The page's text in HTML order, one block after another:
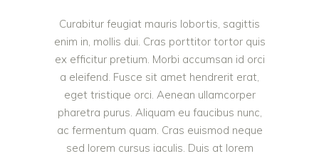
Curabitur feugiat mauris lobortis, sagittis
enim in, mollis dui. Cras porttitor tortor quis
ex efficitur pretium. Morbi accumsan id orci
a eleifend. Fusce sit amet hendrerit erat,
eget tristique orci. Aenean ullamcorper
pharetra purus. Aliquam eu faucibus nunc,
ac fermentum quam. Cras euismod neque
sed lorem cursus iaculis. Duis at lorem